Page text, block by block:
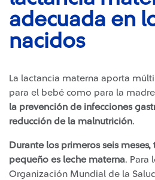
adecuada en
nacidos
La lactancia materna aporta
para el bebé como para la
la prevención de infecciones
reducción de la malnutrición.
Durante los primeros seis
pequeño es leche materna. Para
Organización Mundial de la